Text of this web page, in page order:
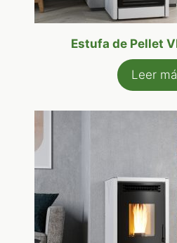
Estufa de Pellet
Leer